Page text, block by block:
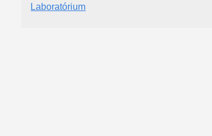
Laboratórium